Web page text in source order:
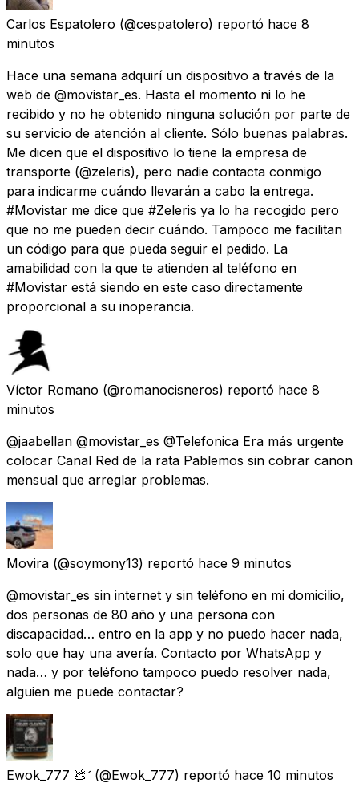
Carlos Espatolero (@cespatolero) reportó hace 8
minutos
Hace una semana adquirí un dispositivo a través de la
web de @movistar_es. Hasta el momento ni lo he
recibido y no he obtenido ninguna solución por parte de
su servicio de atención al cliente. Sólo buenas palabras.
Me dicen que el dispositivo lo tiene la empresa de
transporte (@zeleris), pero nadie contacta conmigo
para indicarme cuándo llevarán a cabo la entrega.
#Movistar me dice que #Zeleris ya lo ha recogido pero
que no me pueden decir cuándo. Tampoco me facilitan
un código para que pueda seguir el pedido. La
amabilidad con la que te atienden al teléfono en
#Movistar está siendo en este caso directamente
proporcional a su inoperancia.
Víctor Romano (@romanocisneros) reportó hace 8
minutos
@jaabellan @movistar_es @Telefonica Era más urgente
colocar Canal Red de la rata Pablemos sin cobrar canon
mensual que arreglar problemas.
Movira (@soymony13) reportó hace 9 minutos
@movistar_es sin internet y sin teléfono en mi domicilio,
dos personas de 80 año y una persona con
discapacidad… entro en la app y no puedo hacer nada,
solo que hay una avería. Contacto por WhatsApp y
nada… y por teléfono tampoco puedo resolver nada,
alguien me puede contactar?
Ewok_777 💩 (@Ewok_777) reportó hace 10 minutos